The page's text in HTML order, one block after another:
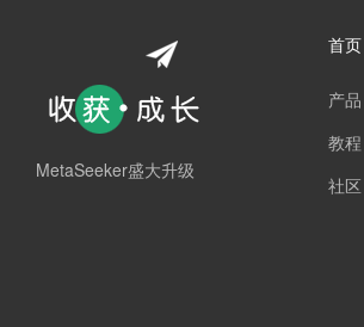
MetaSeeker盛大升级
首页
产品
教程
社区